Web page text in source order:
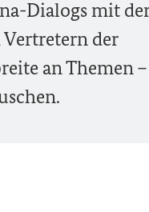
Dialogs mit
der
an Themen